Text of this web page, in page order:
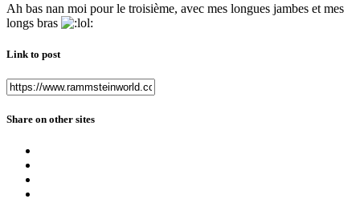
Ah bas nan moi pour le troisième, avec mes longues jambes et mes
longs bras
Link to post
Share on other sites